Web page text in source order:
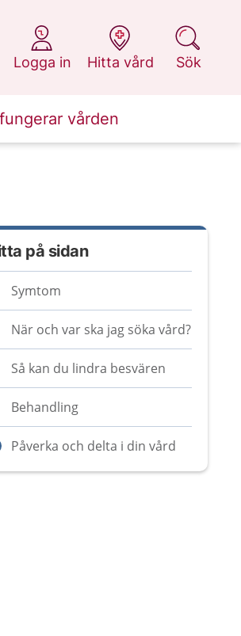
Logga in
på 1177.se
Hitta vård
på 1177.se
Sök
på 1177.se
vården
på sidan
Symtom
När och var ska jag söka vård?
Så kan du lindra besvären
Behandling
Påverka och delta i din vård